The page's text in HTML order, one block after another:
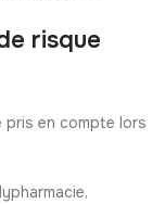
risque
en compte lors